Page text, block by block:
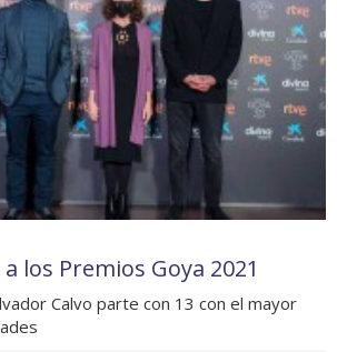
los Premios Goya 2021
Calvo parte con 13 con el mayor